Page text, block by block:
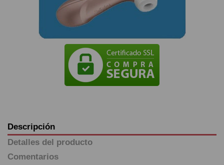
Descripción
Detalles del producto
Comentarios